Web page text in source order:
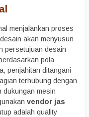
menjalankan proses
akan menyusun
persetujuan desain
pola
penjahitan ditangani
terhubung dengan
dukungan mesin
vendor jas
adalah quality